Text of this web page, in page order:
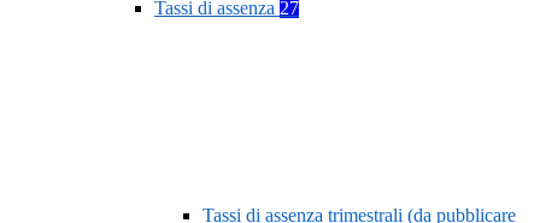
Tassi di assenza 27
Tassi di assenza trimestrali (da pubblicare